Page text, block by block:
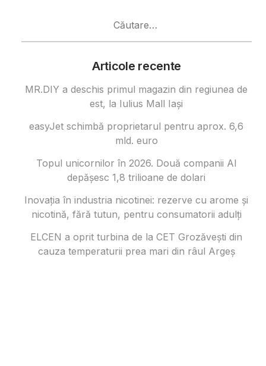
Articole recente
MR.DIY a deschis primul magazin din regiunea de
est, la Iulius Mall Iași
easyJet schimbă proprietarul pentru aprox. 6,6
mld. euro
Topul unicornilor în 2026. Două companii AI
depășesc 1,8 trilioane de dolari
Inovația în industria nicotinei: rezerve cu arome și
nicotină, fără tutun, pentru consumatorii adulți
ELCEN a oprit turbina de la CET Grozăvești din
cauza temperaturii prea mari din râul Argeș